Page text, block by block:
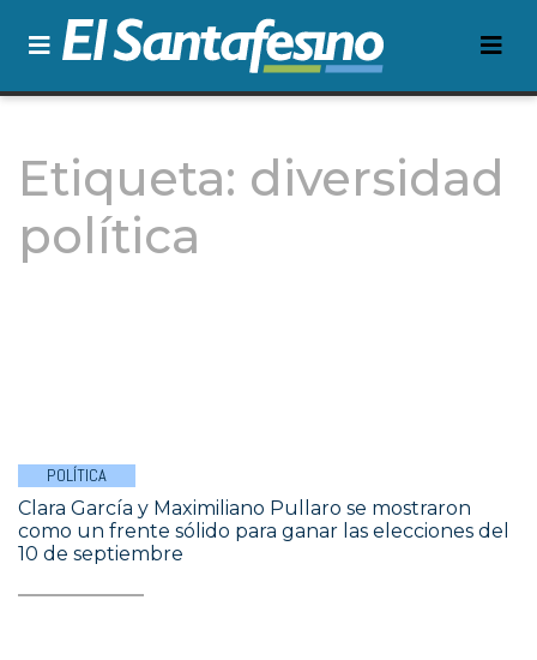
Etiqueta: diversidad
política
POLÍTICA
Clara García y Maximiliano Pullaro se mostraron
como un frente sólido para ganar las elecciones del
10 de septiembre